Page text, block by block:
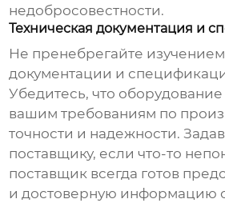
недобросовестности.
Техническая документация и
Не пренебрегайте
документации и
Убедитесь, что оборудование
вашим требованиям по
точности и надежности.
поставщику, если что-то
поставщик всегда готов
и достоверную информацию